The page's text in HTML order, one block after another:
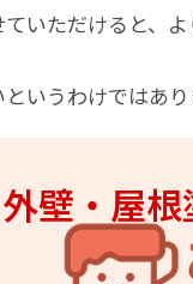
いただけると、
いうわけではあ
外壁・屋